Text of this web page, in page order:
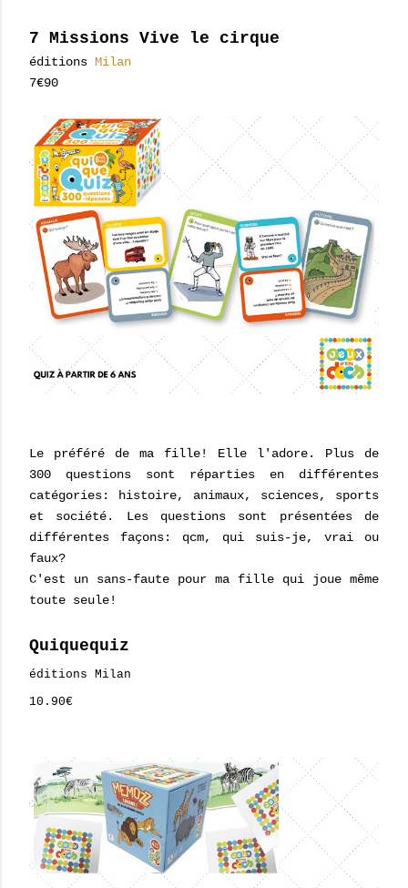
7 Missions Vive le cirque
éditions Milan
7€90
Le préféré de ma fille! Elle l'adore. Plus de
300 questions sont réparties en différentes
catégories: histoire, animaux, sciences, sports
et société. Les questions sont présentées de
différentes façons: qcm, qui suis-je, vrai ou
faux?
C'est un sans-faute pour ma fille qui joue même
toute seule!
Quiquequiz
éditions Milan
10.90€